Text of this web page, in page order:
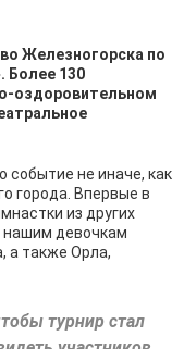
Железногорска по
Более 130
оздоровительном
событие не иначе, как
города. Впервые в
из других
нашим девочкам
а также Орла,
турнир стал